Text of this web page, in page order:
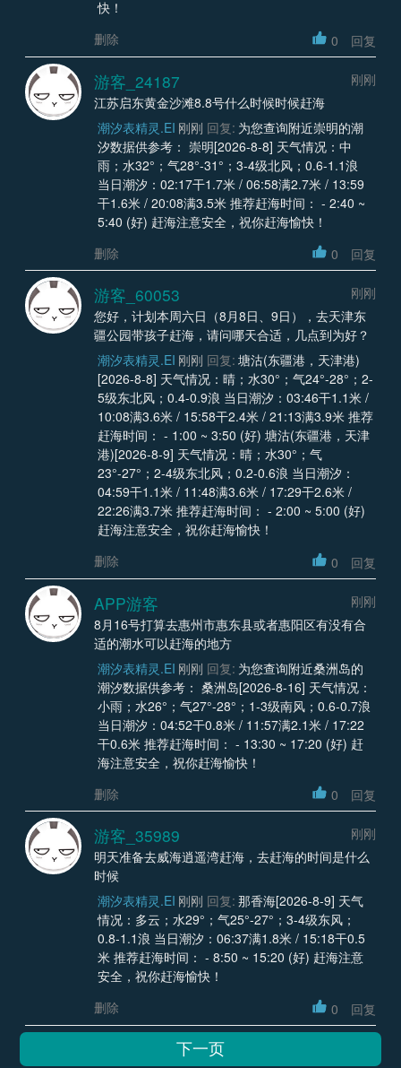
快！
删除
0 回复
游客_24187
刚刚
江苏启东黄金沙滩8.8号什么时候时候赶海
潮汐表精灵.EI 刚刚 回复: 为您查询附近崇明的潮
汐数据供参考： 崇明[2026-8-8] 天气情况：中
雨；水32°；气28°-31°；3-4级北风；0.6-1.1浪
当日潮汐：02:17干1.7米 / 06:58满2.7米 / 13:59
干1.6米 / 20:08满3.5米 推荐赶海时间： - 2:40 ~
5:40 (好) 赶海注意安全，祝你赶海愉快！
删除
0 回复
游客_60053
刚刚
您好，计划本周六日（8月8日、9日），去天津东
疆公园带孩子赶海，请问哪天合适，几点到为好？
潮汐表精灵.EI 刚刚 回复: 塘沽(东疆港，天津港)
[2026-8-8] 天气情况：晴；水30°；气24°-28°；2-
5级东北风；0.4-0.9浪 当日潮汐：03:46干1.1米 /
10:08满3.6米 / 15:58干2.4米 / 21:13满3.9米 推荐
赶海时间： - 1:00 ~ 3:50 (好) 塘沽(东疆港，天津
港)[2026-8-9] 天气情况：晴；水30°；气
23°-27°；2-4级东北风；0.2-0.6浪 当日潮汐：
04:59干1.1米 / 11:48满3.6米 / 17:29干2.6米 /
22:26满3.7米 推荐赶海时间： - 2:00 ~ 5:00 (好)
赶海注意安全，祝你赶海愉快！
删除
0 回复
APP游客
刚刚
8月16号打算去惠州市惠东县或者惠阳区有没有合
适的潮水可以赶海的地方
潮汐表精灵.EI 刚刚 回复: 为您查询附近桑洲岛的
潮汐数据供参考： 桑洲岛[2026-8-16] 天气情况：
小雨；水26°；气27°-28°；1-3级南风；0.6-0.7浪
当日潮汐：04:52干0.8米 / 11:57满2.1米 / 17:22
干0.6米 推荐赶海时间： - 13:30 ~ 17:20 (好) 赶
海注意安全，祝你赶海愉快！
删除
0 回复
游客_35989
刚刚
明天准备去威海逍遥湾赶海，去赶海的时间是什么
时候
潮汐表精灵.EI 刚刚 回复: 那香海[2026-8-9] 天气
情况：多云；水29°；气25°-27°；3-4级东风；
0.8-1.1浪 当日潮汐：06:37满1.8米 / 15:18干0.5
米 推荐赶海时间： - 8:50 ~ 15:20 (好) 赶海注意
安全，祝你赶海愉快！
删除
0 回复